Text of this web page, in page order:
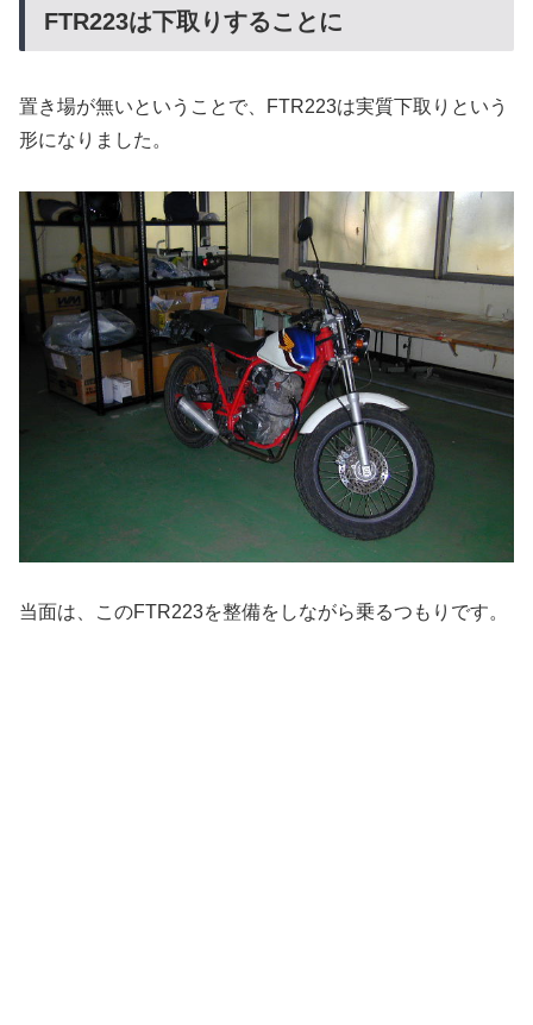
FTR223は下取りすることに
置き場が無いということで、FTR223は実質下取りという
形になりました。
当面は、このFTR223を整備をしながら乗るつもりです。